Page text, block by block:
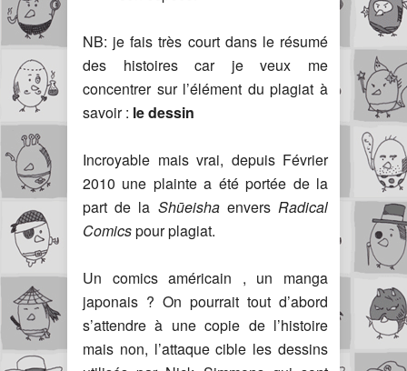
NB: je fais très court dans le résumé
des histoires car je veux me
concentrer sur l’élément du plagiat à
savoir : le dessin
Incroyable mais vrai, depuis Février
2010 une plainte a été portée de la
part de la ShūeishaenversRadical
Comicspour plagiat.
Un comics américain , un manga
japonais ? On pourrait tout d’abord
s’attendre à une copie de l’histoire
mais non, l’attaque cible les dessins